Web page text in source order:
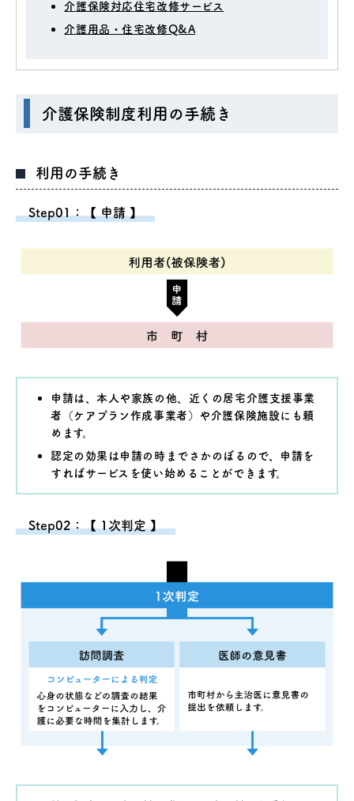
介護保険対応住宅改修サービス
介護用品・住宅改修Q&A
介護保険制度利用の手続き
利用の手続き
Step01：【 申請 】
申請は、本人や家族の他、近くの居宅介護支援事業
者（ケアプラン作成事業者）や介護保険施設にも頼
めます。
認定の効果は申請の時までさかのぼるので、申請を
すればサービスを使い始めることができます。
Step02：【 1次判定 】